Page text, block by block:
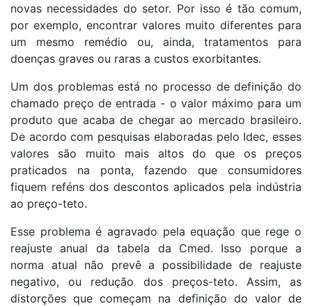
novas necessidades do setor. Por isso é tão comum,
por exemplo, encontrar valores muito diferentes para
um mesmo remédio ou, ainda, tratamentos para
doenças graves ou raras a custos exorbitantes.
Um dos problemas está no processo de definição do
chamado preço de entrada - o valor máximo para um
produto que acaba de chegar ao mercado brasileiro.
De acordo com pesquisas elaboradas pelo Idec, esses
valores são muito mais altos do que os preços
praticados na ponta, fazendo que consumidores
fiquem reféns dos descontos aplicados pela indústria
ao preço-teto.
Esse problema é agravado pela equação que rege o
reajuste anual da tabela da Cmed. Isso porque a
norma atual não prevê a possibilidade de reajuste
negativo, ou redução dos preços-teto. Assim, as
distorções que começam na definição do valor de